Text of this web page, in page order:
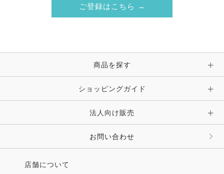
ご登録はこちら →
商品を探す
ショッピングガイド
法人向け販売
お問い合わせ
店舗について